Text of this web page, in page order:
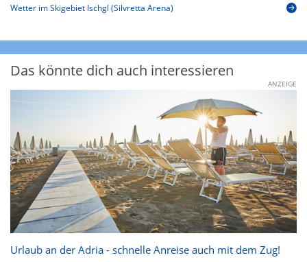
Wetter im Skigebiet Ischgl (Silvretta Arena)
Das könnte dich auch interessieren
ANZEIGE
Urlaub an der Adria - schnelle Anreise auch mit dem Zug!